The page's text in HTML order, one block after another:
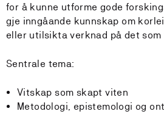
for å kunne utforme gode
gje inngåande kunnskap om
eller utilsikta verknad på det
Sentrale tema:
Vitskap som skapt viten
Metodologi, epistemologi og